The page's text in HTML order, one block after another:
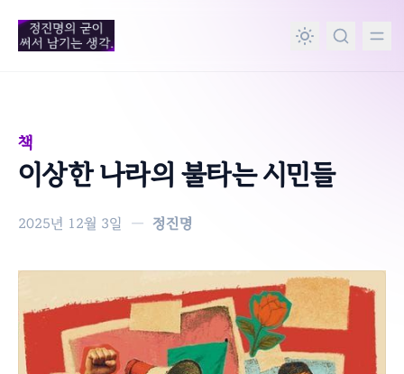
content
책
이상한 나라의 불타는 시민들
2025년 12월 3일 — 정진명